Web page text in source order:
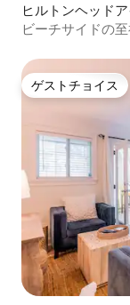
ヒルトンヘッド
ート
ビーチサイドの
ゲストチョイス
ゲストチョイス